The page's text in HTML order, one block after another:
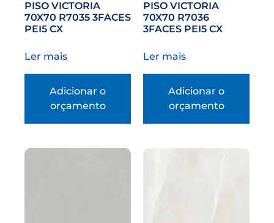
PISO VICTORIA
70X70 R7035 3FACES
PEI5 CX
Ler mais
Adicionar o
orçamento
PISO VICTORIA
70X70 R7036
3FACES PEI5 CX
Ler mais
Adicionar o
orçamento